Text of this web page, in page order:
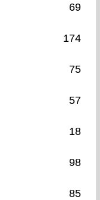
69
174
75
57
18
98
85